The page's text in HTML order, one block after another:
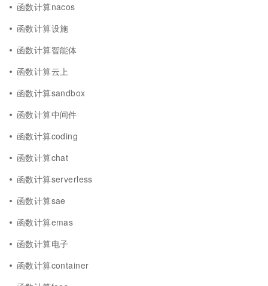
函数计算nacos
函数计算设施
函数计算智能体
函数计算云上
函数计算sandbox
函数计算中间件
函数计算coding
函数计算chat
函数计算serverless
函数计算sae
函数计算emas
函数计算电子
函数计算container